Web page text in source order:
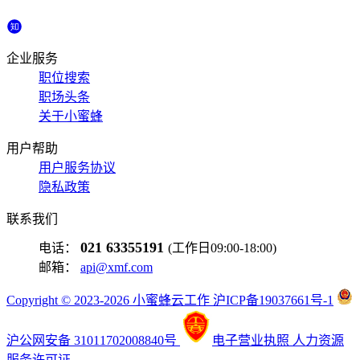
企业服务
职位搜索
职场头条
关于小蜜蜂
用户帮助
用户服务协议
隐私政策
联系我们
电话： 021 63355191 (工作日09:00-18:00)
邮箱： api@xmf.com
Copyright © 2023-2026 小蜜蜂云工作 沪ICP备19037661号-1
沪公网安备 31011702008840号 电子营业执照 人力资源